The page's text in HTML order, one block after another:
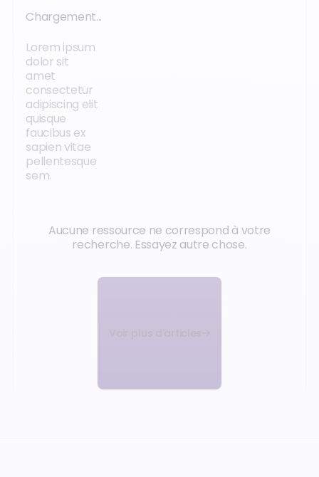
Chargement...
Lorem ipsum
dolor sit
amet
consectetur
adipiscing elit
quisque
faucibus ex
sapien vitae
pellentesque
sem.
Aucune ressource ne correspond à votre
recherche. Essayez autre chose.
Voir plus d'articles